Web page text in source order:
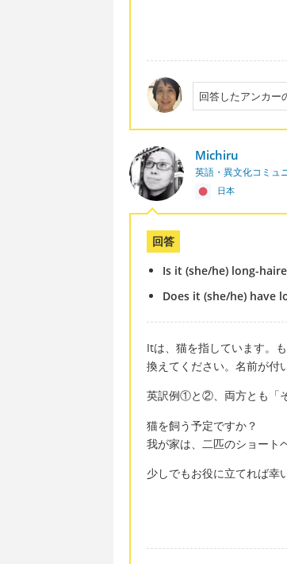
回答したアンカー
Michiru
英語・異文化コミュ
日本
回答
Is it (she/he) long-
Does it (she/he) have
Itは、猫を指しています。
換えてください。名前が付
英訳例①と②、両方とも「
猫を飼う予定ですか？
我が家は、二匹のショート
少しでもお役に立てれば幸